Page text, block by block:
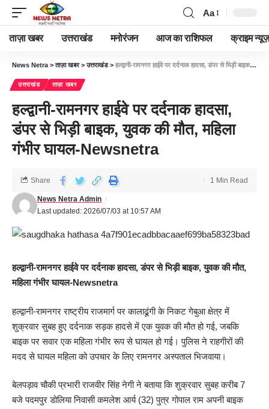
Aa
ताज़ा खबर उत्तराखंड मनोरंजन आज का राशिफल क्राइम न्यूज़
News Netra >ताज़ा खबर>उत्तराखंड> हल्द्वानी-रामनगर हाईवे पर दर्दनाक हादसा, डंपर से भिड़ी बाइक, युवक की मौत, महिला गंभीर घायल-Newsnetra
उत्तराखंड ताज़ा खबर
हल्द्वानी-रामनगर हाईवे पर दर्दनाक हादसा,
डंपर से भिड़ी बाइक, युवक की मौत, महिला
गंभीर घायल-Newsnetra
Last updated: 2026/07/03 at 10:57 AM
News Netra Admin
Share 1 Min Read
हल्द्वानी-रामनगर हाईवे पर दर्दनाक हादसा, डंपर से भिड़ी बाइक, युवक की मौत,
महिला गंभीर घायल-Newsnetra
हल्द्वानी-रामनगर राष्ट्रीय राजमार्ग पर कालाढूंगी के निकट गेबुआ क्षेत्र में
शुक्रवार सुबह हुए दर्दनाक सड़क हादसे में एक युवक की मौत हो गई, जबकि
बाइक पर सवार एक महिला गंभीर रूप से घायल हो गई। पुलिस ने राहगीरों की
मदद से घायल महिला को उपचार के लिए रामनगर अस्पताल भिजवाया।
बेलपड़ाव चौकी प्रभारी राजवीर सिंह नेगी ने बताया कि शुक्रवार सुबह करीब 7
बजे पदमपुर डोलिया निवासी कमलेश आर्य (32) पुत्र गोपाल राम अपनी बाइक